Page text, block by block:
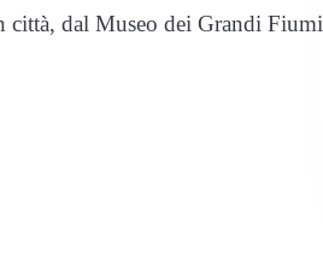
città, dal Museo dei Grandi Fiumi